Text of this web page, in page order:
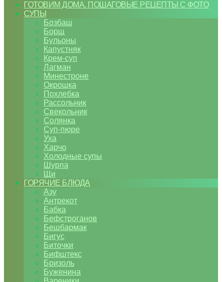
ГОТОВИМ ДОМА. ПОШАГОВЫЕ РЕЦЕПТЫ С ФОТО
СУПЫ
Бозбаш
Борщ
Бульоны
Капустняк
Крем-суп
Лагман
Минестроне
Окрошка
Похлебка
Рассольник
Свекольник
Солянка
Суп-пюре
Уха
Харчо
Холодные супы
Шурпа
Щи
ГОРЯЧИЕ БЛЮДА
Азу
Антрекот
Бабка
Бефстроганов
Бешбармак
Бигус
Биточки
Бифштекс
Бризоль
Буженина